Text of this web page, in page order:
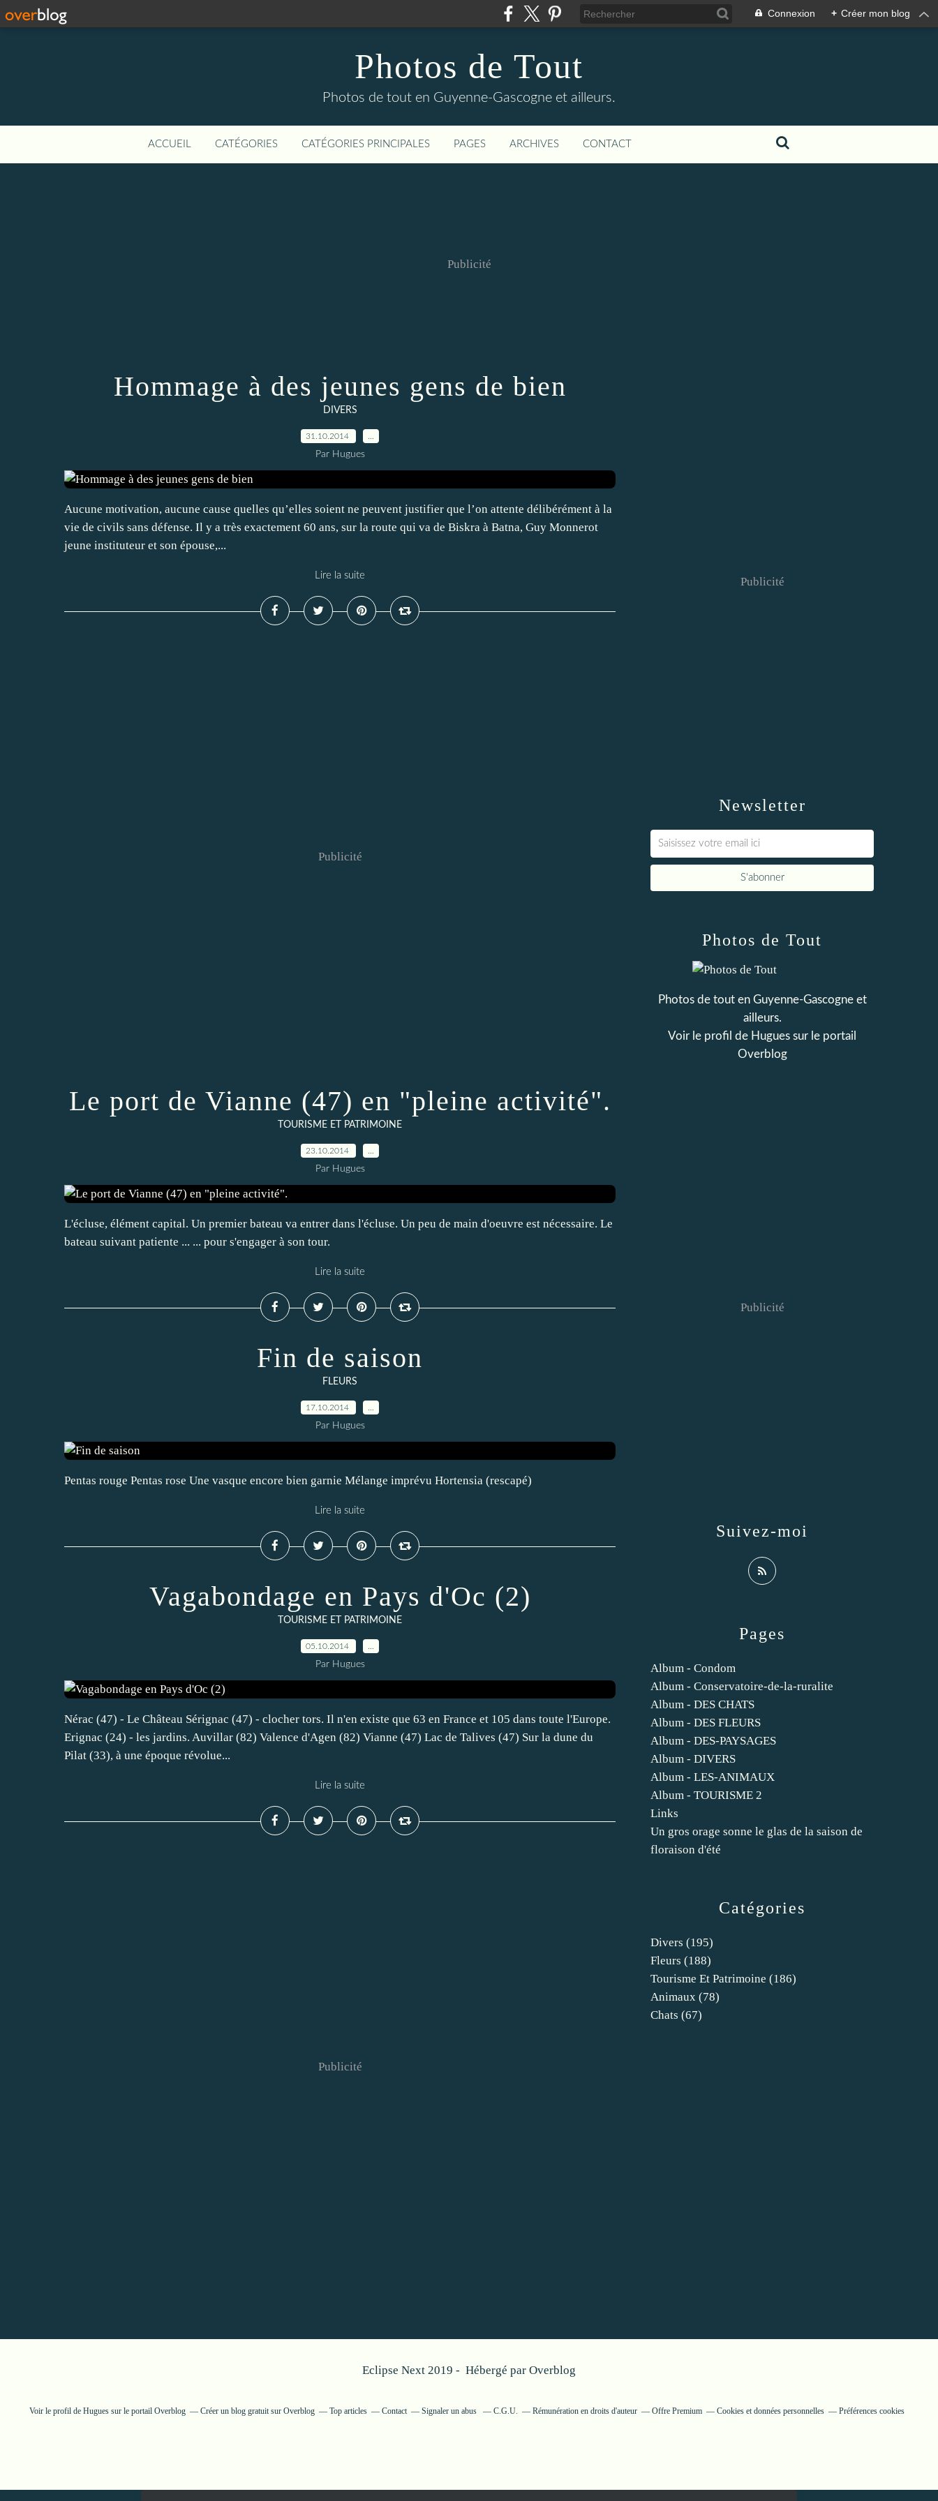
Connexion + Créer mon blog
Photos de Tout
Photos de tout en Guyenne-Gascogne et ailleurs.
ACCUEIL CATÉGORIES CATÉGORIES PRINCIPALES PAGES ARCHIVES CONTACT
Publicité
Hommage à des jeunes gens de bien
DIVERS
31.10.2014
Par Hugues
Aucune motivation, aucune cause quelles qu’elles soient ne peuvent justifier que l’on attente délibérément à la
vie de civils sans défense. Il y a très exactement 60 ans, sur la route qui va de Biskra à Batna, Guy Monnerot
jeune instituteur et son épouse,...
Lire la suite
Publicité
Le port de Vianne (47) en "pleine activité".
TOURISME ET PATRIMOINE
23.10.2014
Par Hugues
L'écluse, élément capital. Un premier bateau va entrer dans l'écluse. Un peu de main d'oeuvre est nécessaire. Le
bateau suivant patiente ... ... pour s'engager à son tour.
Lire la suite
Fin de saison
FLEURS
17.10.2014
Par Hugues
Pentas rouge Pentas rose Une vasque encore bien garnie Mélange imprévu Hortensia (rescapé)
Lire la suite
Vagabondage en Pays d'Oc (2)
TOURISME ET PATRIMOINE
05.10.2014
Par Hugues
Nérac (47) - Le Château Sérignac (47) - clocher tors. Il n'en existe que 63 en France et 105 dans toute l'Europe.
Erignac (24) - les jardins. Auvillar (82) Valence d'Agen (82) Vianne (47) Lac de Talives (47) Sur la dune du
Pilat (33), à une époque révolue...
Lire la suite
Publicité
Newsletter
Publicité
Catégories
Divers (195)
Fleurs (188)
Tourisme Et Patrimoine (186)
Animaux (78)
Chats (67)
Pages
Album - Condom
Album - Conservatoire-de-la-ruralite
Album - DES CHATS
Album - DES FLEURS
Album - DES-PAYSAGES
Album - DIVERS
Album - LES-ANIMAUX
Album - TOURISME 2
Links
Un gros orage sonne le glas de la saison de
floraison d'été
Photos de Tout
Photos de tout en Guyenne-Gascogne et
ailleurs.
Voir le profil de Hugues sur le portail
Overblog
Suivez-moi
Publicité
Eclipse Next 2019 - Hébergé par Overblog
Voir le profil de Hugues sur le portail Overblog Créer un blog gratuit sur Overblog Top articles Contact Signaler un abus C.G.U. Rémunération en droits d'auteur Offre Premium Cookies et données personnelles Préférences cookies